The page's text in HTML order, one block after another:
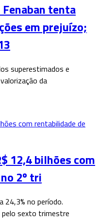
Fenaban tenta
em prejuízo;
superestimados e
da
12,4 bilhões com
2º tri
24,3% no período.
pelo sexto trimestre